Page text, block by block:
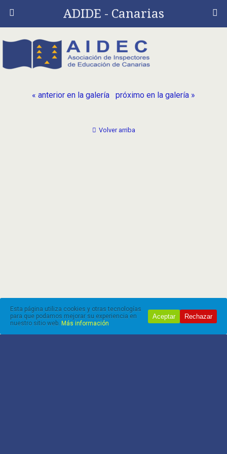
ADIDE - Canarias
« anterior en la galería próximo en la galería »
Esta página utiliza cookies y otras tecnologías
para que podamos mejorar su experiencia en
nuestro sitio web. Más información
Aceptar Rechazar
Volver arriba